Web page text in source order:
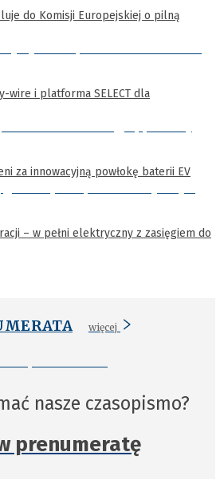
do Komisji Europejskiej o pilną
wire i platforma SELECT dla
za innowacyjną powłokę baterii EV
– w pełni elektryczny z zasięgiem do
więcej
nasze czasopismo?
prenumeratę